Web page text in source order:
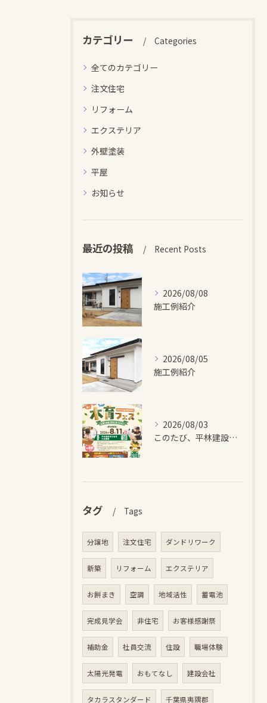
カテゴリー Categories
全てのカテゴリー
注文住宅
リフォーム
エクステリア
外壁塗装
平屋
お知らせ
最近の投稿 Recent Posts
2026/08/08
施工例紹介
2026/08/05
施工例紹介
2026/08/03
このたび、平林建設では、お子さまが木とふれあい・木について学...
タグ Tags
分譲地 注文住宅 ダンドリワーク
新築 リフォーム エクステリア
お餅まき 空調 地域活性 蓄電池
完成見学会 非住宅 お客様感謝祭
補助金 社員交流 住設 職場体験
太陽光発電 おもてなし 建設会社
タカラスタンダード 千葉県夷隅郡